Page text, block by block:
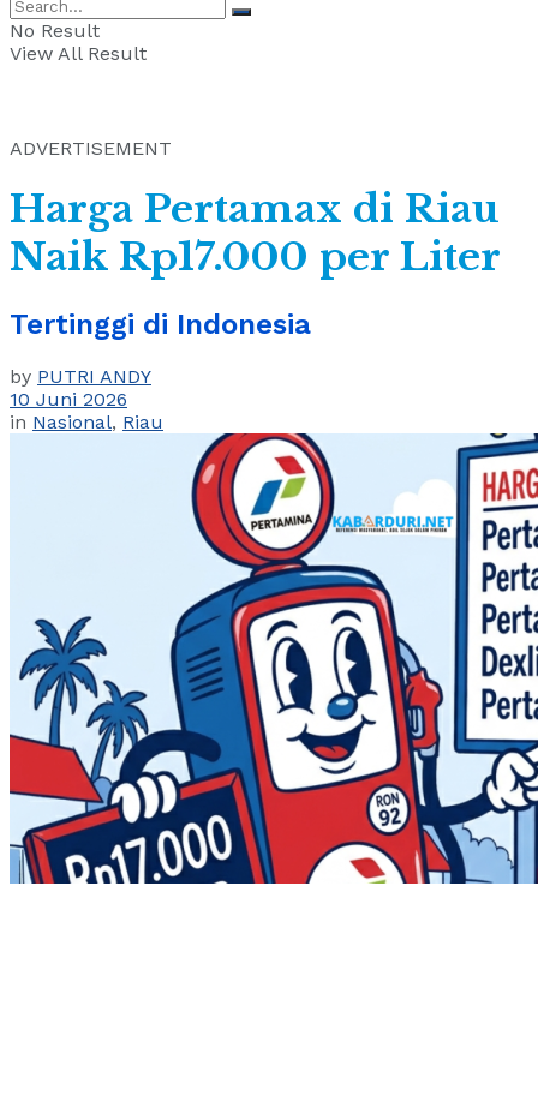
No Result
View All Result
ADVERTISEMENT
Harga Pertamax di Riau
Naik Rp17.000 per Liter
Tertinggi di Indonesia
by PUTRI ANDY
10 Juni 2026
in Nasional, Riau